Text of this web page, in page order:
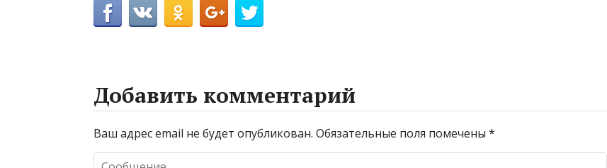
Добавить комментарий
Ваш адрес email не будет опубликован. Обязательные поля помечены *